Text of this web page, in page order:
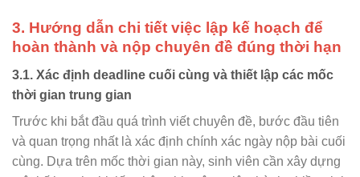
3. Hướng dẫn chi tiết việc lập kế hoạch để
hoàn thành và nộp chuyên đề đúng thời hạn
3.1. Xác định deadline cuối cùng và thiết lập các mốc
thời gian trung gian
Trước khi bắt đầu quá trình viết chuyên đề, bước đầu tiên
và quan trọng nhất là xác định chính xác ngày nộp bài cuối
cùng. Dựa trên mốc thời gian này, sinh viên cần xây dựng